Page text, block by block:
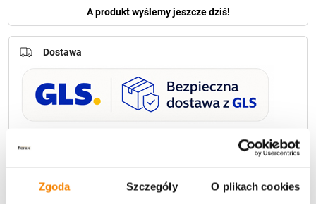
Zgoda Szczegóły O plikach cookies
Dostawa
U Ciebie zwykle za
A produkt wyślemy jeszcze dziś!